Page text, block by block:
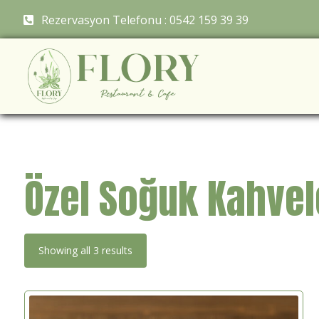
Rezervasyon Telefonu : 0542 159 39 39
Özel Soğuk
Showing all 3 results